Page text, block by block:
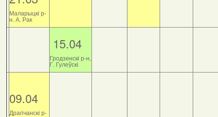
Маларыцкі р-
н. А. Рак
15.04
Гродзенскі р-н,
Г. Гулеўскі
09.04
Драгічанскі р-